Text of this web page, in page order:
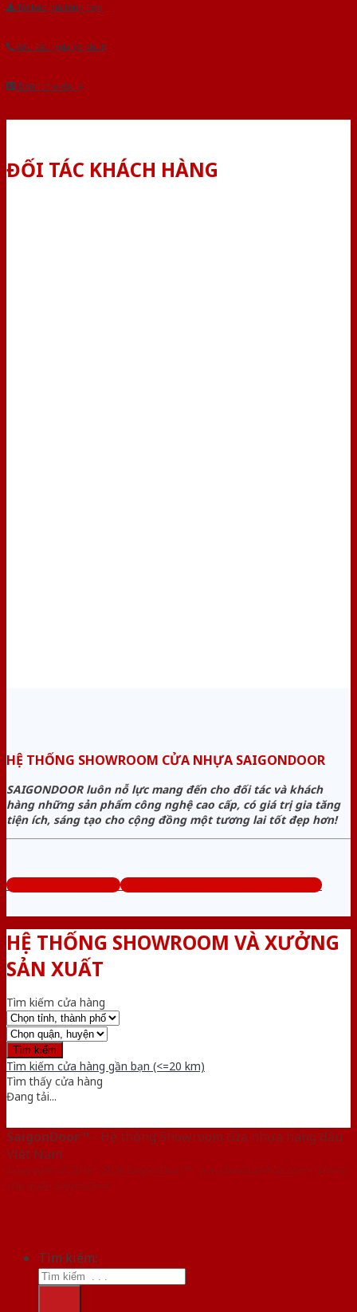
Tải báo giá tổng hợp
Yêu cầu gọi lại (3 phút)
Dành cho đại lý
ĐỐI TÁC KHÁCH HÀNG
HỆ THỐNG SHOWROOM CỬA NHỰA SAIGONDOOR
SAIGONDOOR luôn nỗ lực mang đến cho đối tác và khách
hàng những sản phẩm công nghệ cao cấp, có giá trị gia tăng
tiện ích, sáng tạo cho cộng đồng một tương lai tốt đẹp hơn!
www.cuanhuago.com Tổng đài tư vấn miễn phí: 0824.400.400
HỆ THỐNG SHOWROOM VÀ XƯỞNG
SẢN XUẤT
Tìm kiếm cửa hàng
Tìm kiếm cửa hàng gần bạn (<=20 km)
Tìm thấy cửa hàng
Đang tải...
SaigonDoor™ - Hệ thống Showroom cửa nhựa hàng đầu
Việt Nam
Copyright ⓒ 2016 – 2026 SaigonDoor™ - www.bancuanhua.com | Đơn vị
chủ quản SaigonDoor
Tìm kiếm: